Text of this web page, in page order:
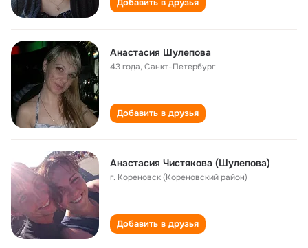
Добавить в друзья
Анастасия Шулепова
43 года,Санкт-Петербург
Добавить в друзья
Анастасия Чистякова (Шулепова)
г. Кореновск (Кореновский район)
Добавить в друзья